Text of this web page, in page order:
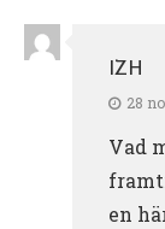
IZH
28
Vad
en